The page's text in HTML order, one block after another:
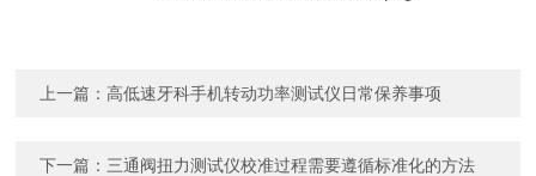
上一篇：高低速牙科手机转动功率测试仪日常保养事项
下一篇： 三通阀扭力测试仪校准过程需要遵循标准化的方法